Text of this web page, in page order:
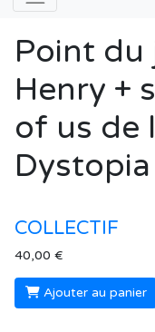
Point du
Henry +
of us de
Dystopia
COLLECTIF
40,00 €
Ajouter au panier